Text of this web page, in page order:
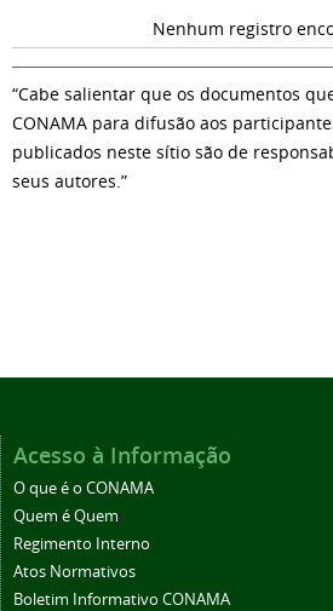
Nenhum registro
“Cabe salientar que os documentos
CONAMA para difusão aos
publicados neste sítio são de
seus autores.”
Acesso à Informação
O que é o CONAMA
Quem é Quem
Regimento Interno
Atos Normativos
Boletim Informativo CONAMA